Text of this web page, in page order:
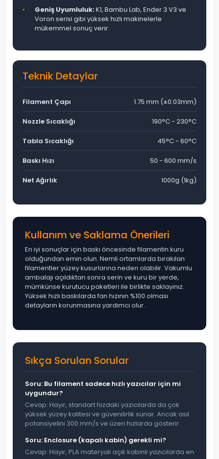
• Geniş Uyumluluk:K1, Bambu Lab, Ender 3 V3 ve
Voron serisi gibi yüksek hızlı makinelerle
mükemmel sonuç verir.
Teknik Detaylar
Filament Çapı 1.75 mm (±0.03mm)
Nozzle Sıcaklığı 190°C - 230°C
Tabla Sıcaklığı 45°C - 60°C
Baskı Hızı 50 - 600 mm/s
Net Ağırlık 1000g (1kg)
Kullanım ve Saklama Önerileri
En iyi sonuçlar için baskı öncesinde filamentin kuru
olduğundan emin olun. Nemli ortamlarda bırakılan
filamentler yüzey kusurlarına neden olabilir. Vakumlu
ambalajı açıldıktan sonra serin ve kuru bir yerde,
mümkünse kurutucu paketleri ile birlikte saklayınız.
Yüksek hızlı baskılarda fan hızının %100 olması
detayların korunmasına yardımcı olur.
Sıkça Sorulan Sorular
Soru: Bu filament sadece hızlı yazıcılar için mi
uygundur?
Cevap: Hayır, standart hızdaki yazıcılarda da çok
yüksek yüzey kalitesi ve güvenilirlik sunar. Ancak asıl
potansiyelini 300 mm/s ve üzeri hızlarda gösterir.
Soru: Enclosure (kapalı kabin) gerekli mi?
Cevap: Hayır, PLA materyali açık kabinli yazıcılarda en